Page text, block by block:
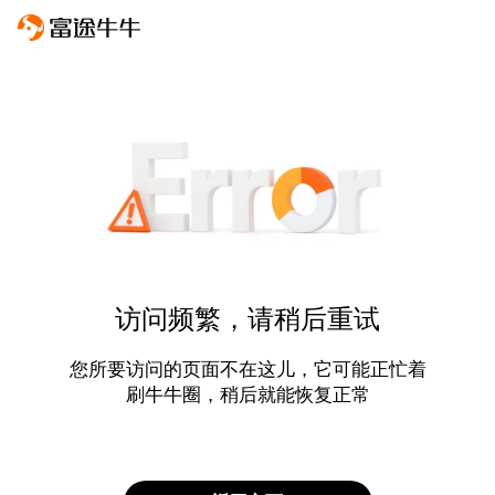
访问频繁，请稍后重试
您所要访问的页面不在这儿，它可能正忙着
刷牛牛圈，稍后就能恢复正常